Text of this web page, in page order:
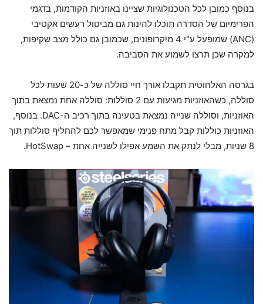
בנוסף כמובן לכל הטכנולוגיות שציינו באוזניות הקודמות, בדגמי
הפרימיום של הסדרה תוכלו להינות גם מביטול רעשים אקטיבי
(ANC) שמופעל ע"י 4 מיקרופונים, שכמובן גם כולל מצב שקיפות,
למקרה שכן תרצו לשמוע את הסביבה.
בגרסה האלחוטית תקבלו אורך חיי סוללה של כ-20 שעות לכל
סוללה, כשהאוזניות מגיעות עם 2 סוללות: סוללה אחת נמצאת בתוך
האוזניות, וסוללה שנייה נמצאת בטעינה בתוך רכיב ה-DAC. בנוסף,
האוזניות כוללות קבל מתח פנימי שמאפשר לכם להחליף סוללות תוך
8 שניות, מבלי לנתק את השמע אפילו לשנייה אחת – HotSwap.